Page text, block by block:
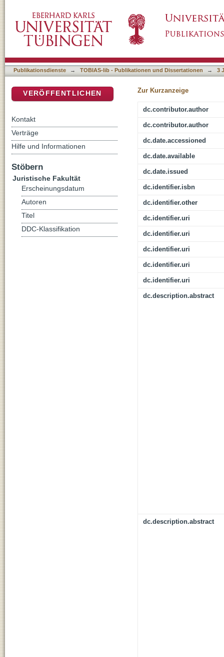
Perspektiven in Wissenschaft und Praxis
Publikationsdienste → TOBIAS-lib - Publikationen und Dissertationen → 3
Zur Kurzanzeige
dc.contributor.author
dc.contributor.author
dc.date.accessioned
dc.date.available
dc.date.issued
dc.identifier.isbn
dc.identifier.other
dc.identifier.uri
dc.identifier.uri
dc.identifier.uri
dc.identifier.uri
dc.identifier.uri
dc.description.abstract
dc.description.abstract
VERÖFFENTLICHEN
Kontakt
Verträge
Hilfe und Informationen
Stöbern
Juristische Fakultät
Erscheinungsdatum
Autoren
Titel
DDC-Klassifikation